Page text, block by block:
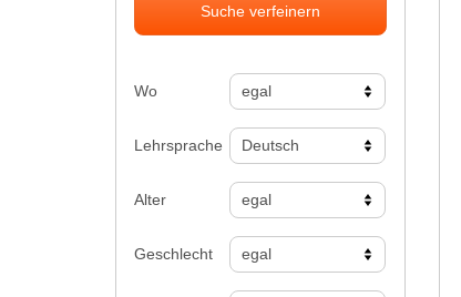
Suche verfeinern
Wo
Lehrsprache
Alter
Geschlecht